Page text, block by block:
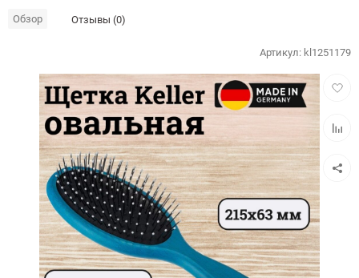
Обзор Отзывы (0)
Артикул: kl1251179